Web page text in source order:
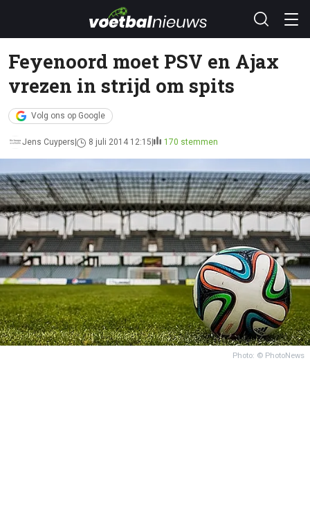
Feyenoord moet PSV en Ajax
vrezen in strijd om spits
Volg ons op Google
Jens Cuypers 8 juli 2014 12:15 170 stemmen
Photo: © PhotoNews